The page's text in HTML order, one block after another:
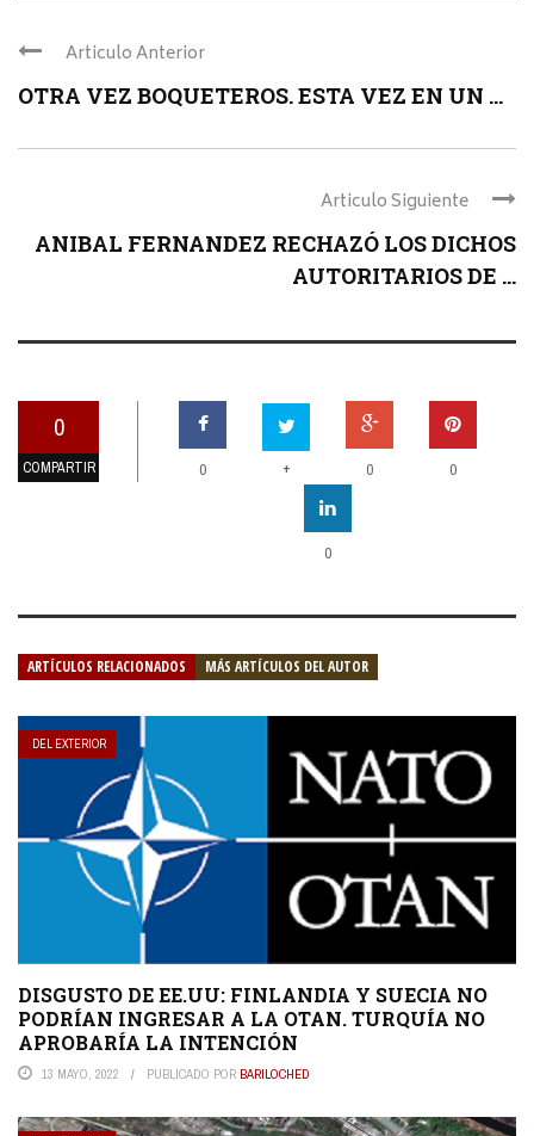
Articulo Anterior
OTRA VEZ BOQUETEROS. ESTA VEZ EN UN ...
Articulo Siguiente
ANIBAL FERNANDEZ RECHAZÓ LOS DICHOS
AUTORITARIOS DE ...
0
COMPARTIR 0 + 0 0
0
ARTÍCULOS RELACIONADOS MÁS ARTÍCULOS DEL AUTOR
DEL EXTERIOR
DISGUSTO DE EE.UU: FINLANDIA Y SUECIA NO
PODRÍAN INGRESAR A LA OTAN. TURQUÍA NO
APROBARÍA LA INTENCIÓN
13 MAYO, 2022 PUBLICADO POR BARILOCHED